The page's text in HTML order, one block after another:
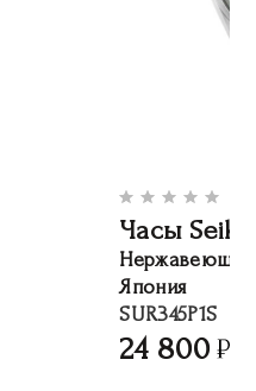
Часы Seiko
Нержавеющая
Япония
SUR345P1S
24 800